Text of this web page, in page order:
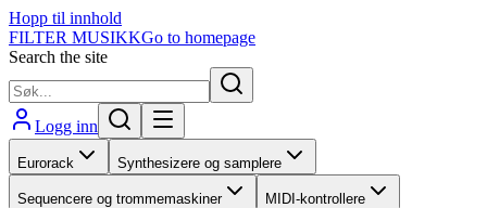
Hopp til innhold
FILTER MUSIKKGo to homepage
Search the site
Logg inn
Eurorack Synthesizere og samplere
Sequencere og trommemaskiner MIDI-kontrollere